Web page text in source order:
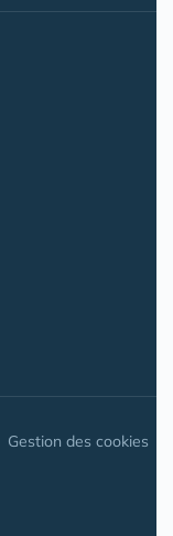
Gestion des cookies